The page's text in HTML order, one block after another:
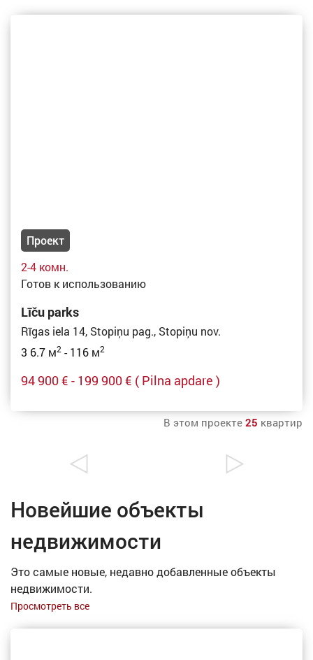
Проект
2-4 комн.
Готов к использованию
Līču parks
Rīgas iela 14, Stopiņu pag., Stopiņu nov.
3 6.7 м2 - 116 м2
94 900 € - 199 900 € ( Pilna apdare )
В этом проекте 25 квартир
Новейшие объекты
недвижимости
Это самые новые, недавно добавленные объекты
недвижимости.
Просмотреть все